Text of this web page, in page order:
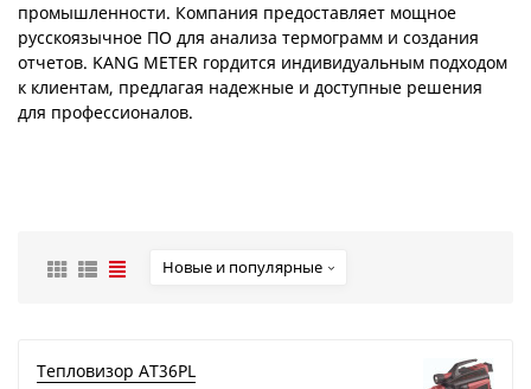
промышленности. Компания предоставляет мощное
русскоязычное ПО для анализа термограмм и создания
отчетов. KANG METER гордится индивидуальным подходом
к клиентам, предлагая надежные и доступные решения
для профессионалов.
Новые и популярные
Тепловизор AT36PL